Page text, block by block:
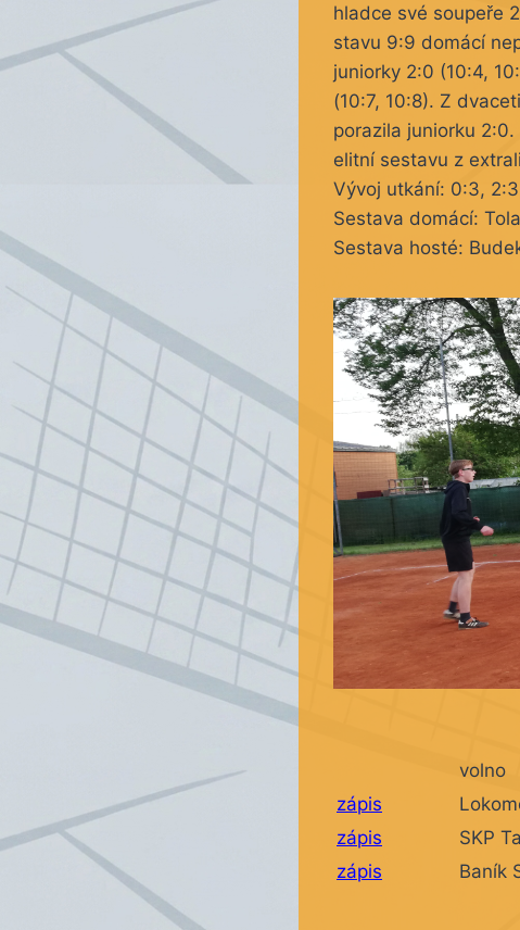
hladce své soupeře
stavu 9:9 domácí
juniorky 2:0 (10:4,
(10:7, 10:8). Z
porazila juniorku
elitní sestavu z
Vývoj utkání: 0:3,
Sestava domácí:
Sestava hosté:
volno
zápis
zápis
SKP
zápis
Baník